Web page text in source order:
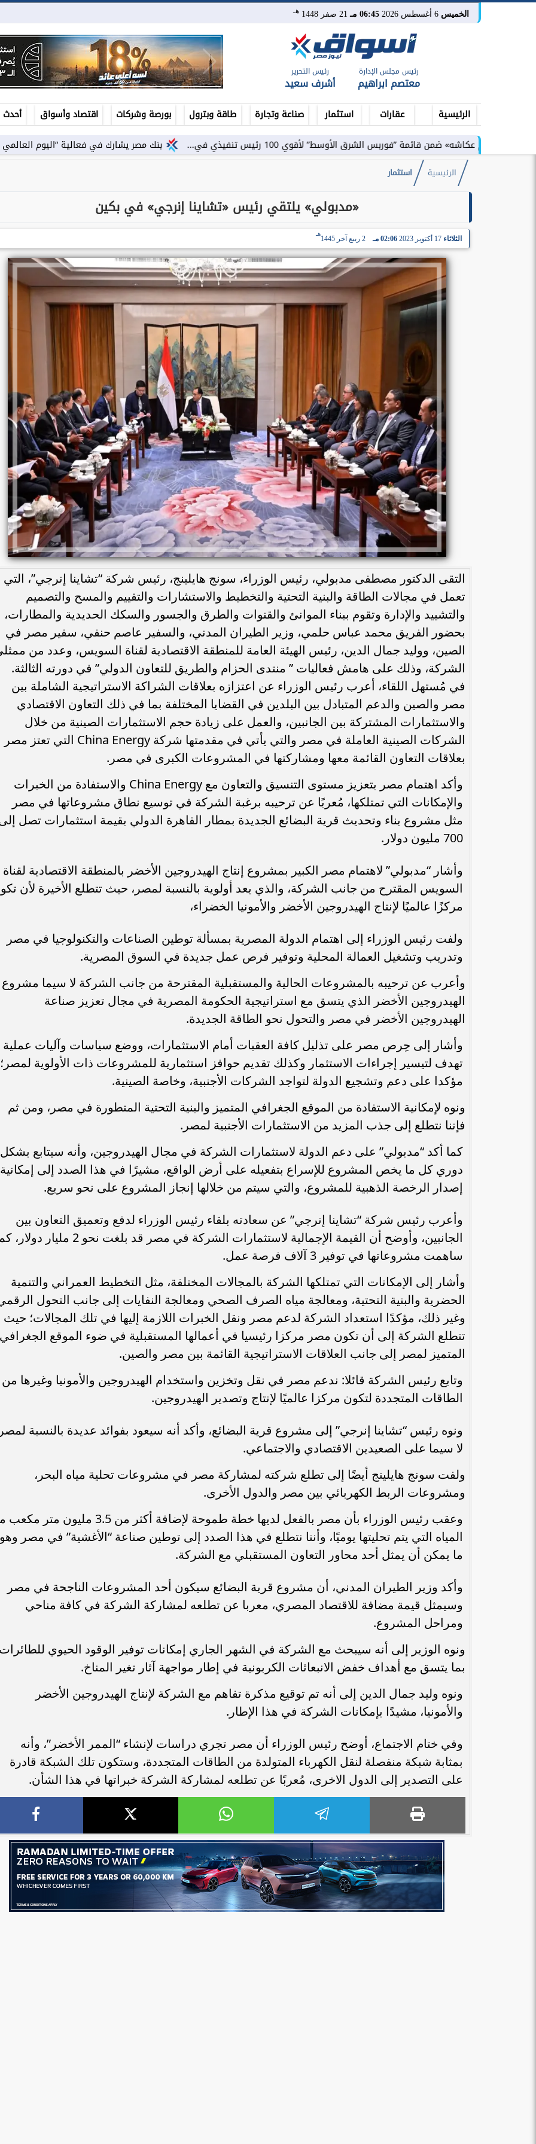
الخميس 06:45 مـ 21 صفر 1448 هـ
رئيس مجلس الإدارة
معتصم ابراهيم
رئيس التحرير
أشرف سعيد
الرئيسية عقارات استثمار صناعة وتجارة طاقة وبترول بورصة وشركات اقتصاد وأسواق
أحدث
بنك مصر يشارك في فعالية “اليوم العالمي للشباب”
ضمن قائمة ”فوربس الشرق الأوسط” لأقوي 100 رئيس تنفيذي في...
الرئيسية استثمار
«مدبولي» يلتقي رئيس «تشاينا إنرجي» في بكين
الثلاثاء 17 أكتوبر 2023 02:06 مـ 2 ربيع آخر 1445
هـ
التقى الدكتور مصطفى مدبولي، رئيس الوزراء، سونج هايلينج، رئيس شركة “تشاينا إنرجي”، التي
تعمل في مجالات الطاقة والبنية التحتية والتخطيط والاستشارات والتقييم والمسح والتصميم
والتشييد والإدارة وتقوم ببناء الموانئ والقنوات والطرق والجسور والسكك الحديدية والمطارات،
بحضور الفريق محمد عباس حلمي، وزير الطيران المدني، والسفير عاصم حنفي، سفير مصر في
الصين، ووليد جمال الدين، رئيس الهيئة العامة للمنطقة الاقتصادية لقناة السويس، وعدد من
الشركة، وذلك على هامش فعاليات ” منتدى الحزام والطريق للتعاون الدولي” في دورته الثالثة.
في مُستهل اللقاء، أعرب رئيس الوزراء عن اعتزازه بعلاقات الشراكة الاستراتيجية الشاملة بين
مصر والصين والدعم المتبادل بين البلدين في القضايا المختلفة بما في ذلك التعاون الاقتصادي
والاستثمارات المشتركة بين الجانبين، والعمل على زيادة حجم الاستثمارات الصينية من خلال
الشركات الصينية العاملة في مصر والتي يأتي في مقدمتها شركة China Energy التي تعتز مصر
بعلاقات التعاون القائمة معها ومشاركتها في المشروعات الكبرى في مصر.
وأكد اهتمام مصر بتعزيز مستوى التنسيق والتعاون مع China Energy والاستفادة من الخبرات
والإمكانات التي تمتلكها، مُعربًا عن ترحيبه برغبة الشركة في توسيع نطاق مشروعاتها في مصر
مثل مشروع بناء وتحديث قرية البضائع الجديدة بمطار القاهرة الدولي بقيمة استثمارات تصل
700 مليون دولار.
وأشار “مدبولي” لاهتمام مصر الكبير بمشروع إنتاج الهيدروجين الأخضر بالمنطقة الاقتصادية لقناة
السويس المقترح من جانب الشركة، والذي يعد أولوية بالنسبة لمصر، حيث تتطلع الأخيرة لأن
مركزًا عالميًا لإنتاج الهيدروجين الأخضر والأمونيا الخضراء،
ولفت رئيس الوزراء إلى اهتمام الدولة المصرية بمسألة توطين الصناعات والتكنولوجيا في مصر
وتدريب وتشغيل العمالة المحلية وتوفير فرص عمل جديدة في السوق المصرية.
وأعرب عن ترحيبه بالمشروعات الحالية والمستقبلية المقترحة من جانب الشركة لا سيما مشروع
الهيدروجين الأخضر الذي يتسق مع استراتيجية الحكومة المصرية في مجال تعزيز صناعة
الهيدروجين الأخضر في مصر والتحول نحو الطاقة الجديدة.
وأشار إلى حِرص مصر على تذليل كافة العقبات أمام الاستثمارات، ووضع سياسات وآليات عملية
تهدف لتيسير إجراءات الاستثمار وكذلك تقديم حوافز استثمارية للمشروعات ذات الأولوية لمصر؛
مؤكدا على دعم وتشجيع الدولة لتواجد الشركات الأجنبية، وخاصة الصينية.
ونوه لإمكانية الاستفادة من الموقع الجغرافي المتميز والبنية التحتية المتطورة في مصر، ومن ثم
فإننا نتطلع إلى جذب المزيد من الاستثمارات الأجنبية لمصر.
كما أكد “مدبولي” على دعم الدولة لاستثمارات الشركة في مجال الهيدروجين، وأنه سيتابع بشكل
دوري كل ما يخص المشروع للإسراع بتفعيله على أرض الواقع، مشيرًا في هذا الصدد إلى إمكانية
إصدار الرخصة الذهبية للمشروع، والتي سيتم من خلالها إنجاز المشروع على نحو سريع.
وأعرب رئيس شركة “تشاينا إنرجي” عن سعادته بلقاء رئيس الوزراء لدفع وتعميق التعاون بين
الجانبين، وأوضح أن القيمة الإجمالية لاستثمارات الشركة في مصر قد بلغت نحو 2 مليار
ساهمت مشروعاتها في توفير 3 آلاف فرصة عمل.
وأشار إلى الإمكانات التي تمتلكها الشركة بالمجالات المختلفة، مثل التخطيط العمراني والتنمية
الحضرية والبنية التحتية، ومعالجة مياه الصرف الصحي ومعالجة النفايات إلى جانب التحول
وغير ذلك، مؤكدًا استعداد الشركة لدعم مصر ونقل الخبرات اللازمة إليها في تلك المجالات؛ حيث
تتطلع الشركة إلى أن تكون مصر مركزا رئيسيا في أعمالها المستقبلية في ضوء الموقع الجغرافي
المتميز لمصر إلى جانب العلاقات الاستراتيجية القائمة بين مصر والصين.
وتابع رئيس الشركة قائلا: ندعم مصر في نقل وتخزين واستخدام الهيدروجين والأمونيا وغيرها من
الطاقات المتجددة لتكون مركزا عالميًا لإنتاج وتصدير الهيدروجين.
ونوه رئيس “تشاينا إنرجي” إلى مشروع قرية البضائع، وأكد أنه سيعود بفوائد عديدة بالنسبة
لا سيما على الصعيدين الاقتصادي والاجتماعي.
ولفت سونج هايلينج أيضًا إلى تطلع شركته لمشاركة مصر في مشروعات تحلية مياه البحر،
ومشروعات الربط الكهربائي بين مصر والدول الأخرى.
وعقب رئيس الوزراء بأن مصر بالفعل لديها خطة طموحة لإضافة أكثر من 3.5 مليون
المياه التي يتم تحليتها يوميًا، وأننا نتطلع في هذا الصدد إلى توطين صناعة “الأغشية” في مصر وهو
ما يمكن أن يمثل أحد محاور التعاون المستقبلي مع الشركة.
وأكد وزير الطيران المدني، أن مشروع قرية البضائع سيكون أحد المشروعات الناجحة في مصر
وسيمثل قيمة مضافة للاقتصاد المصري، معربا عن تطلعه لمشاركة الشركة في كافة مناحي
ومراحل المشروع.
ونوه الوزير إلى أنه سيبحث مع الشركة في الشهر الجاري إمكانات توفير الوقود الحيوي
بما يتسق مع أهداف خفض الانبعاثات الكربونية في إطار مواجهة آثار تغير المناخ.
ونوه وليد جمال الدين إلى أنه تم توقيع مذكرة تفاهم مع الشركة لإنتاج الهيدروجين الأخضر
والأمونيا، مشيدًا بإمكانات الشركة في هذا الإطار.
وفي ختام الاجتماع، أوضح رئيس الوزراء أن مصر تجري دراسات لإنشاء “الممر الأخضر”، وأنه
بمثابة شبكة منفصلة لنقل الكهرباء المتولدة من الطاقات المتجددة، وستكون تلك الشبكة قادرة
على التصدير إلى الدول الاخرى، مُعربًا عن تطلعه لمشاركة الشركة خبراتها في هذا الشأن.
بنك مصر يشارك في فعالية “اليوم العالمي
للشباب” ويقدم العديد من العروض...
«هشام عكاشه» ضمن قائمة ”فوربس الشرق
الأوسط” لأقوي 100 رئيس تنفيذي في...
تنظيم الاتصالات في مصر: عدم
عطل فني بتطبيق My NTRA...